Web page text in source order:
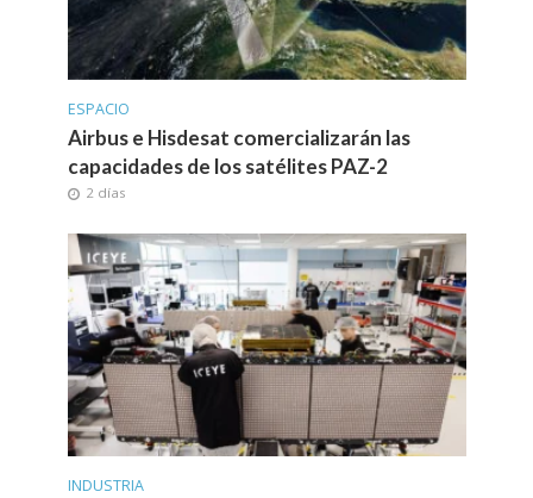
ESPACIO
Airbus e Hisdesat comercializarán las
capacidades de los satélites PAZ-2
2 días
INDUSTRIA